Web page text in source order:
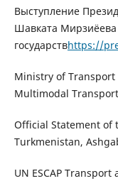
Выступление
Шавката
государствhttps://
Ministry of
Multimodal
Official Statement of
Turkmenistan,
UN ESCAP